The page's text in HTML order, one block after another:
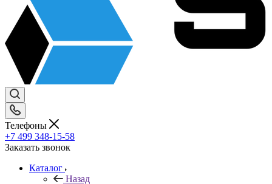
Телефоны
+7 499 348-15-58
Заказать звонок
Каталог
Назад